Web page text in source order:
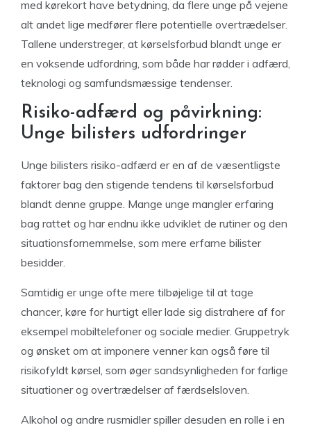
med kørekort have betydning, da flere unge på vejene
alt andet lige medfører flere potentielle overtrædelser.
Tallene understreger, at kørselsforbud blandt unge er
en voksende udfordring, som både har rødder i adfærd,
teknologi og samfundsmæssige tendenser.
Risiko-adfærd og påvirkning:
Unge bilisters udfordringer
Unge bilisters risiko-adfærd er en af de væsentligste
faktorer bag den stigende tendens til kørselsforbud
blandt denne gruppe. Mange unge mangler erfaring
bag rattet og har endnu ikke udviklet de rutiner og den
situationsfornemmelse, som mere erfarne bilister
besidder.
Samtidig er unge ofte mere tilbøjelige til at tage
chancer, køre for hurtigt eller lade sig distrahere af for
eksempel mobiltelefoner og sociale medier. Gruppetryk
og ønsket om at imponere venner kan også føre til
risikofyldt kørsel, som øger sandsynligheden for farlige
situationer og overtrædelser af færdselsloven.
Alkohol og andre rusmidler spiller desuden en rolle i en